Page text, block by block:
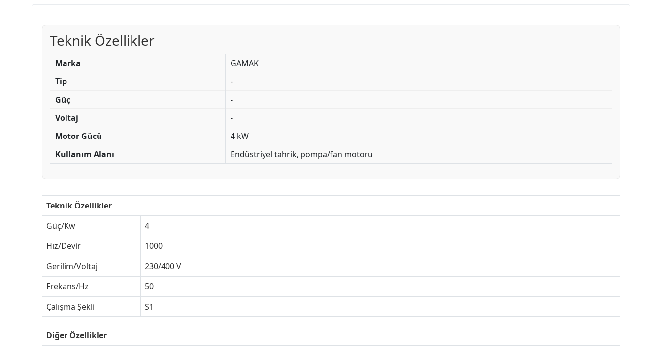
Teknik Özellikler
Marka
GAMAK
Tip
-
Güç
-
Voltaj
-
Motor Gücü
4 kW
Kullanım Alanı
Endüstriyel tahrik, pompa/fan motoru
Teknik Özellikler
Güç/Kw
4
Hız/Devir
1000
Gerilim/Voltaj
230/400 V
Frekans/Hz
50
Çalışma Şekli
S1
Diğer Özellikler